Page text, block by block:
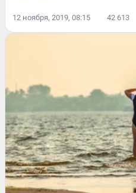
12 ноября, 2019, 08:15 42 613